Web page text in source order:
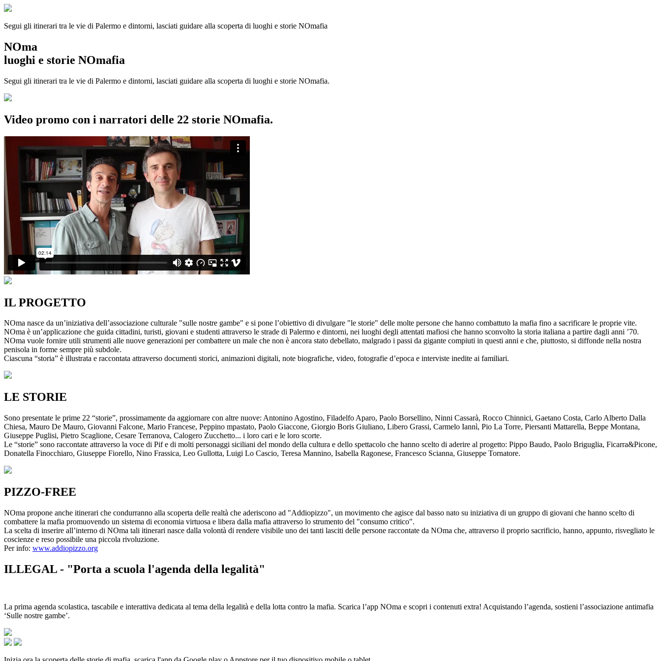
Segui gli itinerari tra le vie di Palermo e dintorni, lasciati guidare alla scoperta di luoghi e storie NOmafia
NOma
luoghi e storie NOmafia
Segui gli itinerari tra le vie di Palermo e dintorni, lasciati guidare alla scoperta di luoghi e storie NOmafia.
Video promo con i narratori delle 22 storie NOmafia.
IL PROGETTO
NOma nasce da un’iniziativa dell’associazione culturale "sulle nostre gambe" e si pone l’obiettivo di divulgare "le storie" delle molte persone che hanno combattuto la mafia fino a sacrificare le proprie vite.
NOma è un’applicazione che guida cittadini, turisti, giovani e studenti attraverso le strade di Palermo e dintorni, nei luoghi degli attentati mafiosi che hanno sconvolto la storia italiana a partire dagli anni ’70.
NOma vuole fornire utili strumenti alle nuove generazioni per combattere un male che non è ancora stato debellato, malgrado i passi da gigante compiuti in questi anni e che, piuttosto, si diffonde nella nostra
penisola in forme sempre più subdole.
Ciascuna “storia” è illustrata e raccontata attraverso documenti storici, animazioni digitali, note biografiche, video, fotografie d’epoca e interviste inedite ai familiari.
LE STORIE
Sono presentate le prime 22 “storie”, prossimamente da aggiornare con altre nuove: Antonino Agostino, Filadelfo Aparo, Paolo Borsellino, Ninni Cassarà, Rocco Chinnici, Gaetano Costa, Carlo Alberto Dalla
Chiesa, Mauro De Mauro, Giovanni Falcone, Mario Francese, Peppino mpastato, Paolo Giaccone, Giorgio Boris Giuliano, Libero Grassi, Carmelo Iannì, Pio La Torre, Piersanti Mattarella, Beppe Montana,
Giuseppe Puglisi, Pietro Scaglione, Cesare Terranova, Calogero Zucchetto... i loro cari e le loro scorte.
Le “storie” sono raccontate attraverso la voce di Pif e di molti personaggi siciliani del mondo della cultura e dello spettacolo che hanno scelto di aderire al progetto: Pippo Baudo, Paolo Briguglia, Ficarra&Picone,
Donatella Finocchiaro, Giuseppe Fiorello, Nino Frassica, Leo Gullotta, Luigi Lo Cascio, Teresa Mannino, Isabella Ragonese, Francesco Scianna, Giuseppe Tornatore.
PIZZO-FREE
NOma propone anche itinerari che condurranno alla scoperta delle realtà che aderiscono ad "Addiopizzo", un movimento che agisce dal basso nato su iniziativa di un gruppo di giovani che hanno scelto di
combattere la mafia promuovendo un sistema di economia virtuosa e libera dalla mafia attraverso lo strumento del "consumo critico".
La scelta di inserire all’interno di NOma tali itinerari nasce dalla volontà di rendere visibile uno dei tanti lasciti delle persone raccontate da NOma che, attraverso il proprio sacrificio, hanno, appunto, risvegliato le
coscienze e reso possibile una piccola rivoluzione.
Per info: www.addiopizzo.org
ILLEGAL - "Porta a scuola l'agenda della legalità"
La prima agenda scolastica, tascabile e interattiva dedicata al tema della legalità e della lotta contro la mafia. Scarica l’app NOma e scopri i contenuti extra! Acquistando l’agenda, sostieni l’associazione antimafia
‘Sulle nostre gambe’.